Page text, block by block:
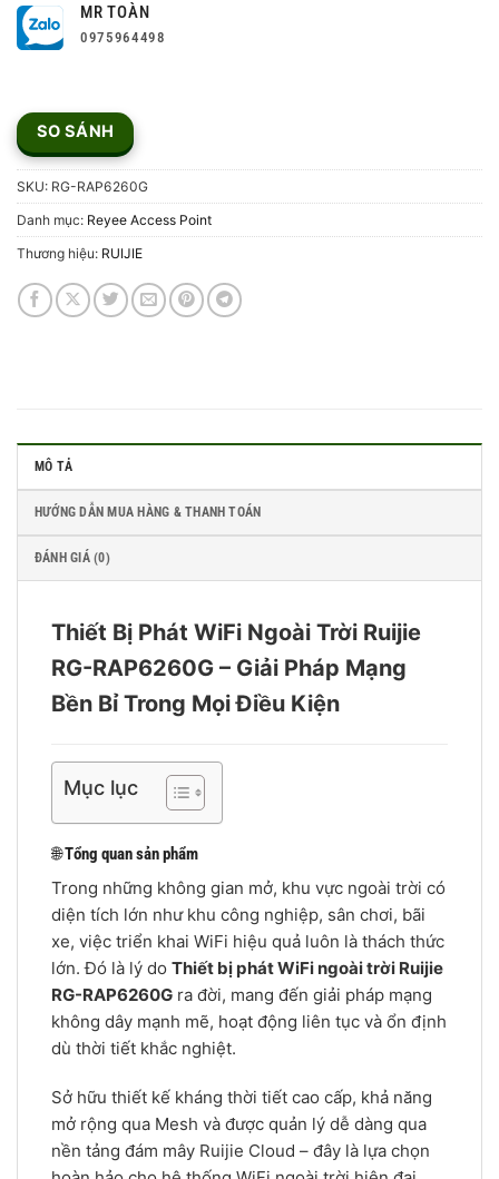
MR TOÀN
0975964498
SO SÁNH
SKU: RG-RAP6260G
Danh mục: Reyee Access Point
Thương hiệu: RUIJIE
MÔ TẢ
HƯỚNG DẪN MUA HÀNG & THANH TOÁN
ĐÁNH GIÁ (0)
Thiết Bị Phát WiFi Ngoài Trời Ruijie
RG-RAP6260G – Giải Pháp Mạng
Bền Bỉ Trong Mọi Điều Kiện
Mục lục
🌐Tổng quan sản phẩm
Trong những không gian mở, khu vực ngoài trời có
diện tích lớn như khu công nghiệp, sân chơi, bãi
xe, việc triển khai WiFi hiệu quả luôn là thách thức
lớn. Đó là lý do Thiết bị phát WiFi ngoài trời Ruijie
RG-RAP6260G ra đời, mang đến giải pháp mạng
không dây mạnh mẽ, hoạt động liên tục và ổn định
dù thời tiết khắc nghiệt.
Sở hữu thiết kế kháng thời tiết cao cấp, khả năng
mở rộng qua Mesh và được quản lý dễ dàng qua
nền tảng đám mây Ruijie Cloud – đây là lựa chọn